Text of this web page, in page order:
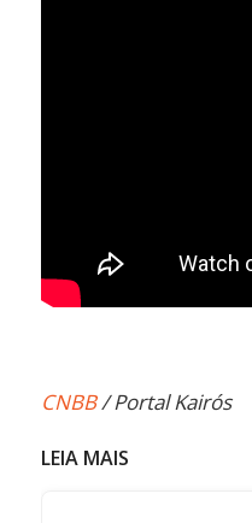
CNBB/ Portal Kairós
LEIA MAIS